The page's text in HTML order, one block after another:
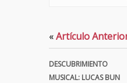
«Artículo
DESCUBRIMIENTO
MUSICAL: LUCAS BUN